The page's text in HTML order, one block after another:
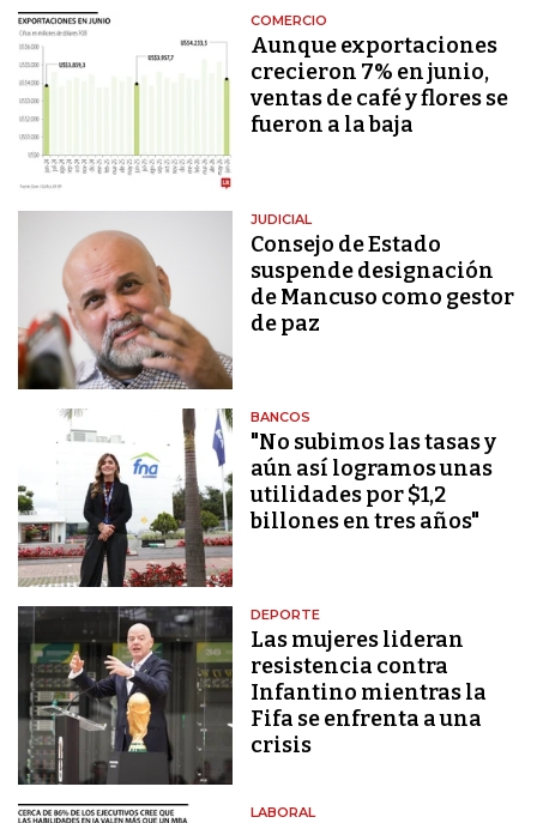
COMERCIO
Aunque exportaciones
crecieron 7% en junio,
ventas de café y flores se
fueron a la baja
JUDICIAL
Consejo de Estado
suspende designación
de Mancuso como gestor
de paz
BANCOS
"No subimos las tasas y
aún así logramos unas
utilidades por $1,2
billones en tres años"
DEPORTE
Las mujeres lideran
resistencia contra
Infantino mientras la
Fifa se enfrenta a una
crisis
LABORAL